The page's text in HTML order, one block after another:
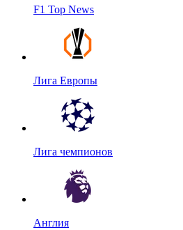
F1 Top News
Лига Европы
Лига чемпионов
Англия